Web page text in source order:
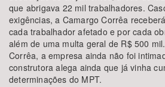
que abrigava 22 mil trabalhadores.
exigências, a Camargo Corrêa
cada trabalhador afetado e por cada
além de uma multa geral de R$ 500
Corrêa, a empresa ainda não foi
construtora alega ainda que já vinha
determinações do MPT.